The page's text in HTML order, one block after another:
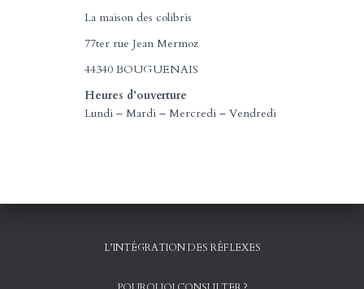
e
s
La maison des colibris
77ter rue Jean Mermoz
44340 BOUGUENAIS
Heures d’ouverture
Lundi – Mardi – Mercredi – Vendredi
L’INTÉGRATION DES RÉFLEXES